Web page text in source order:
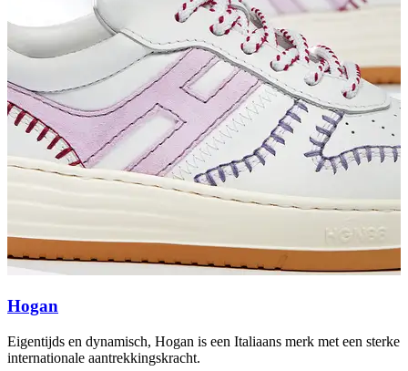
Hogan
Eigentijds en dynamisch, Hogan is een Italiaans merk met een sterke
internationale aantrekkingskracht.